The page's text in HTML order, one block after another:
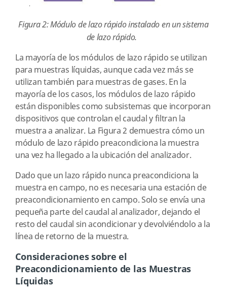
Figura 2: Módulo de lazo rápido instalado en un sistema
de lazo rápido.
La mayoría de los módulos de lazo rápido se utilizan
para muestras líquidas, aunque cada vez más se
utilizan también para muestras de gases. En la
mayoría de los casos, los módulos de lazo rápido
están disponibles como subsistemas que incorporan
dispositivos que controlan el caudal y filtran la
muestra a analizar. La Figura 2 demuestra cómo un
módulo de lazo rápido preacondiciona la muestra
una vez ha llegado a la ubicación del analizador.
Dado que un lazo rápido nunca preacondiciona la
muestra en campo, no es necesaria una estación de
preacondicionamiento en campo. Solo se envía una
pequeña parte del caudal al analizador, dejando el
resto del caudal sin acondicionar y devolviéndolo a la
línea de retorno de la muestra.
Consideraciones sobre el
Preacondicionamiento de las Muestras
Líquidas